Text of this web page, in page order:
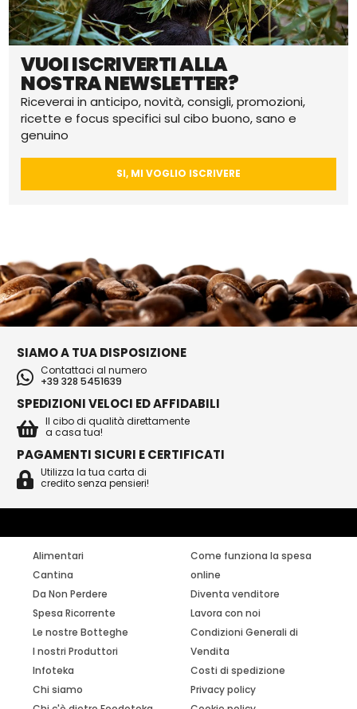
VUOI ISCRIVERTI ALLA
NOSTRA NEWSLETTER?
Riceverai in anticipo, novità, consigli, promozioni,
ricette e focus specifici sul cibo buono, sano e
genuino
SI, MI VOGLIO ISCRIVERE
SIAMO A TUA DISPOSIZIONE
Contattaci al numero
+39 328 5451639
SPEDIZIONI VELOCI ED AFFIDABILI
Il cibo di qualità direttamente
a casa tua!
PAGAMENTI SICURI E CERTIFICATI
Utilizza la tua carta di
credito senza pensieri!
Alimentari
Cantina
Da Non Perdere
Spesa Ricorrente
Le nostre Botteghe
I nostri Produttori
Infoteka
Chi siamo
Come funziona la spesa
online
Diventa venditore
Lavora con noi
Condizioni Generali di
Vendita
Costi di spedizione
Privacy policy